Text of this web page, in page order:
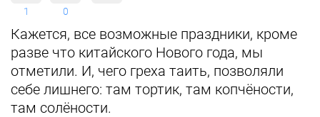
1 0
Кажется, все возможные праздники, кроме
разве что китайского Нового года, мы
отметили. И, чего греха таить, позволяли
себе лишнего: там тортик, там копчёности,
там солёности.